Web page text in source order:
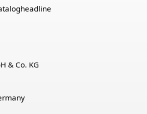
& Co. KG